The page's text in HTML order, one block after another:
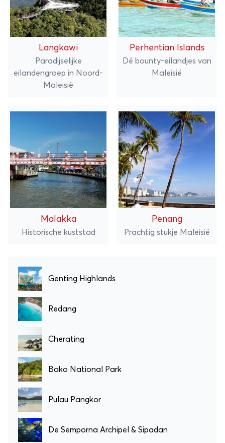
Langkawi
Paradijselijke
eilandengroep in Noord-
Maleisië
Perhentian Islands
Dé bounty-eilandjes van
Maleisië
Malakka
Historische kuststad
Penang
Prachtig stukje Maleisië
Genting Highlands
Redang
Cherating
Bako National Park
Pulau Pangkor
De Semporna Archipel & Sipadan